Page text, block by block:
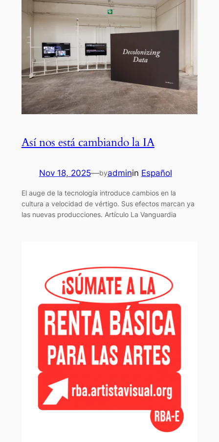
Así nos está cambiando la IA
Nov 18, 2025—byadminin Español
El auge de la tecnología introduce cambios en la
cultura a velocidad de vértigo. Sus efectos marcan ya
las nuevas producciones. Artículo La Vanguardia